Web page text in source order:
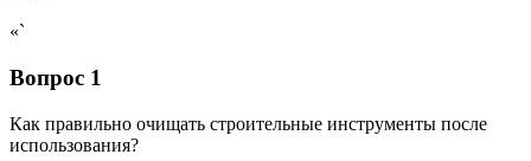
«`
Вопрос 1
Как правильно очищать строительные инструменты после
использования?